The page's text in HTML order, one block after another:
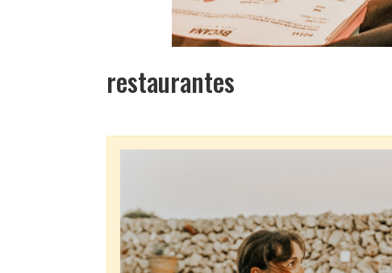
restaurantes